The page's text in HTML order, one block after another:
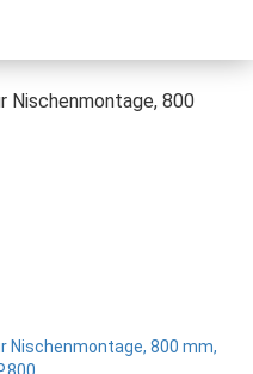
Nischenmontage, 800